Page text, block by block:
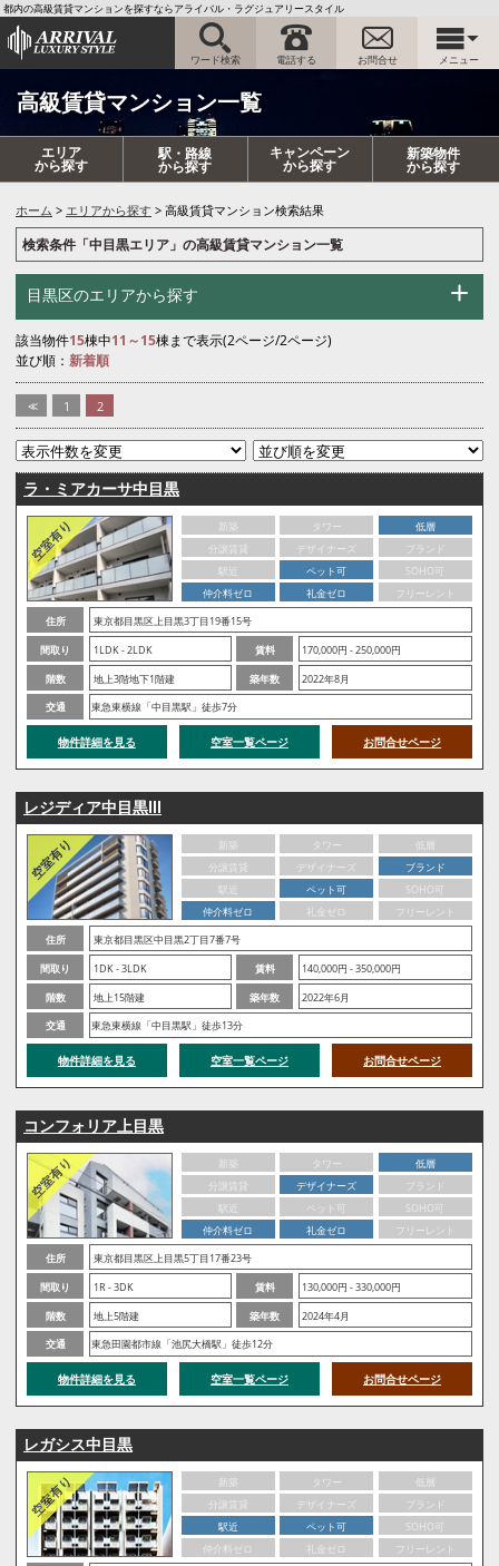
都内の高級賃貸マンションを探すならアライバル・ラグジュアリースタイル
ワード検索 電話する お問合せ メニュー
高級賃貸マンション一覧
エリア
から探す
駅・路線
から探す
キャンペーン
から探す
新築物件
から探す
ホーム エリアから探す 高級賃貸マンション検索結果
検索条件「中目黒エリア」の高級賃貸マンション一覧
目黒区のエリアから探す
該当物件15棟中11～15棟まで表示(2ページ/2ページ)
並び順： 新着順
<< 1 2
ラ・ミアカーサ中目黒
新築 タワー
低層
分譲賃貸
デザイナーズ
ブランド
駅近
ペット可
SOHO可
仲介料ゼロ
礼金ゼロ
フリーレント
住所
東京都目黒区上目黒3丁目19番15号
間取り
1LDK - 2LDK 賃料
170,000円 - 250,000円
階数
地上3階地下1階建 築年数
2022年8月
交通
東急東横線「中目黒駅」徒歩7分
物件詳細を見る 空室一覧ページ お問合せページ
レジディア中目黒Ⅲ
新築 タワー
低層
分譲賃貸
デザイナーズ
ブランド
駅近
ペット可
SOHO可
仲介料ゼロ
礼金ゼロ
フリーレント
住所
東京都目黒区中目黒2丁目7番7号
間取り
1DK - 3LDK 賃料
140,000円 - 350,000円
階数
地上15階建 築年数
2022年6月
交通
東急東横線「中目黒駅」徒歩13分
物件詳細を見る 空室一覧ページ お問合せページ
コンフォリア上目黒
新築 タワー
低層
分譲賃貸
デザイナーズ
ブランド
駅近
ペット可
SOHO可
仲介料ゼロ
礼金ゼロ
フリーレント
住所
東京都目黒区上目黒5丁目17番23号
間取り
1R - 3DK 賃料
130,000円 - 330,000円
階数
地上5階建 築年数
2024年4月
交通
東急田園都市線「池尻大橋駅」徒歩12分
物件詳細を見る 空室一覧ページ お問合せページ
レガシス中目黒
新築 タワー
低層
分譲賃貸
デザイナーズ
ブランド
駅近
ペット可
SOHO可
仲介料ゼロ
礼金ゼロ
フリーレント